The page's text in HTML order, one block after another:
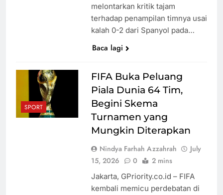
melontarkan kritik tajam
terhadap penampilan timnya usai
kalah 0-2 dari Spanyol pada…
Baca lagi
SPORT
FIFA Buka Peluang
Piala Dunia 64 Tim,
Begini Skema
Turnamen yang
Mungkin Diterapkan
Nindya Farhah Azzahrah
July
15, 2026
0 2 mins
Jakarta, GPriority.co.id – FIFA
kembali memicu perdebatan di